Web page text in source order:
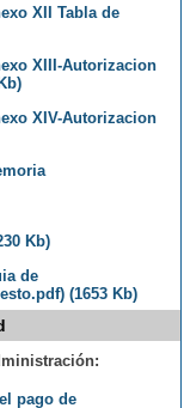
XII Tabla de
XIII-Autorizacion
XIV-Autorizacion
Kb)
de
(1653 Kb)
pago de